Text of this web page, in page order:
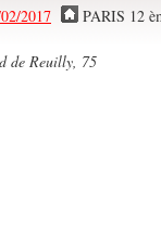
2017 PARIS 12
de Reuilly, 75